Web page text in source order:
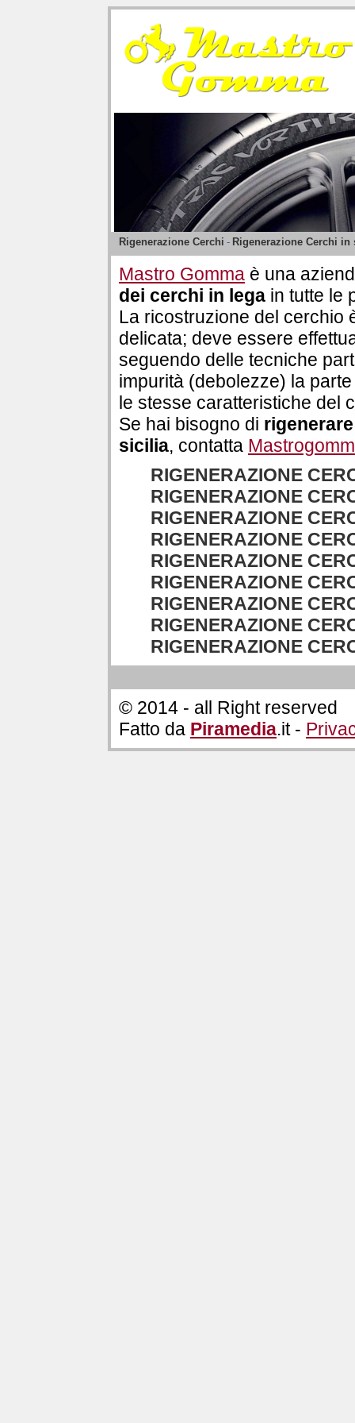
Rigenerazione Cerchi - Rigenerazione Cerchi in
Mastro Gomma è una
dei cerchi in lega in tutte le
La ricostruzione del cerchio
delicata; deve essere
seguendo delle tecniche
impurità (debolezze) la
le stesse caratteristiche del
Se hai bisogno di
sicilia, contatta
RIGENERAZIONE
RIGENERAZIONE
RIGENERAZIONE
RIGENERAZIONE
RIGENERAZIONE
RIGENERAZIONE
RIGENERAZIONE
RIGENERAZIONE
RIGENERAZIONE
© 2014 - all Right reserved
Fatto da Piramedia.it -